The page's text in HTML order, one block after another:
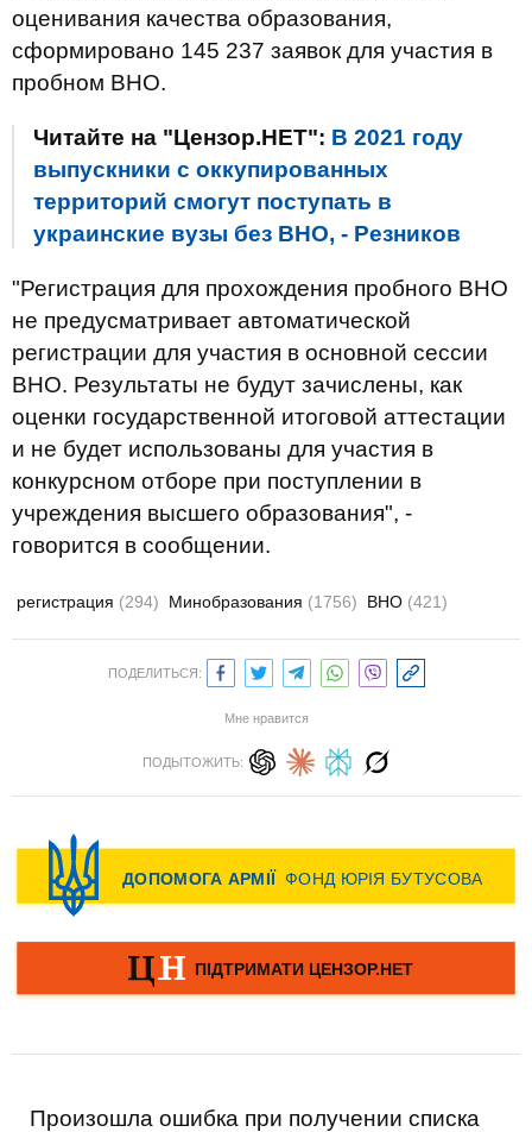
оценивания качества образования,
сформировано 145 237 заявок для участия в
пробном ВНО.
Читайте на "Цензор.НЕТ": В 2021 году
выпускники с оккупированных
территорий смогут поступать в
украинские вузы без ВНО, - Резников
"Регистрация для прохождения пробного ВНО
не предусматривает автоматической
регистрации для участия в основной сессии
ВНО. Результаты не будут зачислены, как
оценки государственной итоговой аттестации
и не будет использованы для участия в
конкурсном отборе при поступлении в
учреждения высшего образования", -
говорится в сообщении.
регистрация (294) Минобразования (1756) ВНО (421)
ПОДЕЛИТЬСЯ:
Мне нравится
ПОДЫТОЖИТЬ:
Произошла ошибка при получении списка